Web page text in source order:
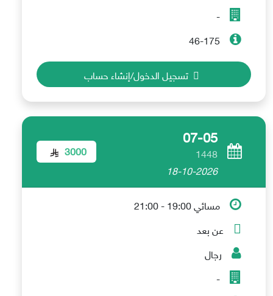
-
46-175
تسجيل الدخول/إنشاء حساب
07-05
1448
18-10-2026
3000
مسائي 19:00 - 21:00
عن بعد
رجال
-